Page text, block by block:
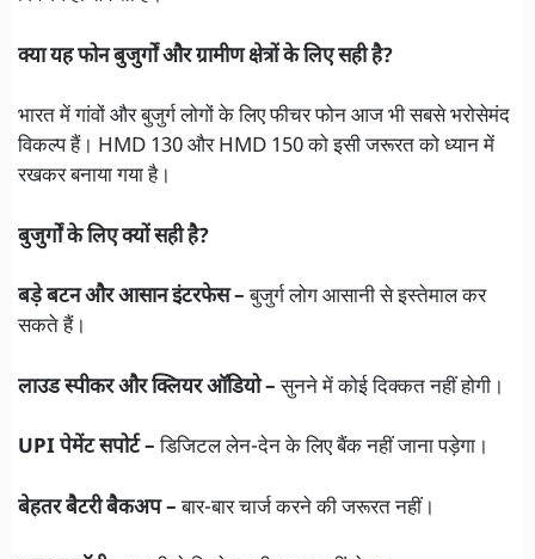
क्या यह फोन बुजुर्गों और ग्रामीण क्षेत्रों के लिए सही है?
भारत में गांवों और बुजुर्ग लोगों के लिए फीचर फोन आज भी सबसे भरोसेमंद
विकल्प हैं। HMD 130 और HMD 150 को इसी जरूरत को ध्यान में
रखकर बनाया गया है।
बुजुर्गों के लिए क्यों सही है?
बड़े बटन और आसान इंटरफेस –बुजुर्ग लोग आसानी से इस्तेमाल कर
सकते हैं।
लाउड स्पीकर और क्लियर ऑडियो –सुनने में कोई दिक्कत नहीं होगी।
UPI पेमेंट सपोर्ट –डिजिटल लेन-देन के लिए बैंक नहीं जाना पड़ेगा।
बेहतर बैटरी बैकअप –बार-बार चार्ज करने की जरूरत नहीं।